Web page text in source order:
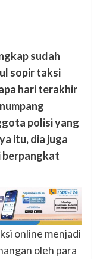
sudah
sopir taksi
hari terakhir
polisi yang
itu, dia juga
berpangkat
online menjadi
oleh para